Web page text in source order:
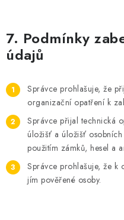
7. Podmínky
údajů
Správce prohlašuje, že
organizační opatření k
Správce přijal technická
úložišť a úložišť
použitím zámků, hesel a
Správce prohlašuje, že k
jím pověřené osoby.